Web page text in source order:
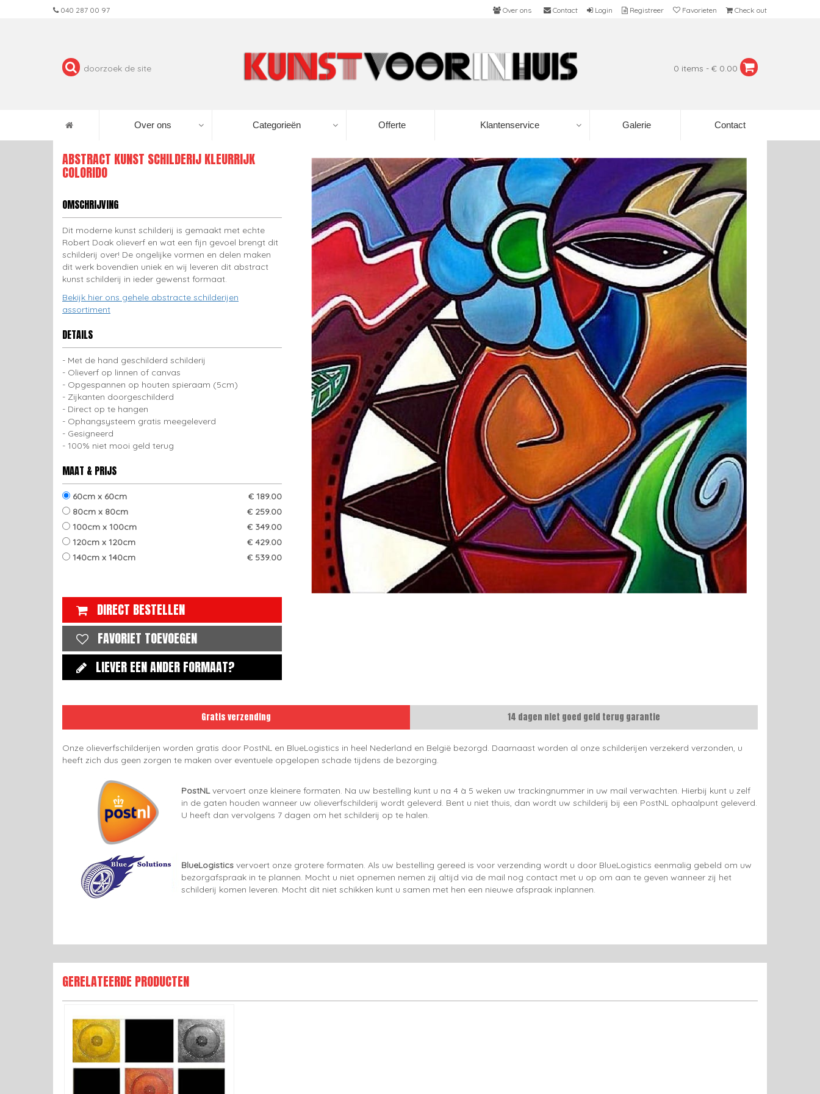
040 287 00 97 Over ons Contact Login Registreer Favorieten Check out
0 items - € 0.00
Over ons Categorieën Offerte Klantenservice Galerie Contact
ABSTRACT KUNST SCHILDERIJ KLEURRIJK
COLORIDO
OMSCHRIJVING
Dit moderne kunst schilderij is gemaakt met echte
Robert Doak olieverf en wat een fijn gevoel brengt dit
schilderij over! De ongelijke vormen en delen maken
dit werk bovendien uniek en wij leveren dit abstract
kunst schilderij in ieder gewenst formaat.
Bekijk hier ons gehele abstracte schilderijen
assortiment
DETAILS
Met de hand geschilderd schilderij
Olieverf op linnen of canvas
Opgespannen op houten spieraam (5cm)
Zijkanten doorgeschilderd
Direct op te hangen
Ophangsysteem gratis meegeleverd
Gesigneerd
100% niet mooi geld terug
MAAT & PRIJS
60cm x 60cm
€ 189.00
80cm x 80cm
€ 259.00
100cm x 100cm
€ 349.00
120cm x 120cm
€ 429.00
140cm x 140cm
€ 539.00
DIRECT BESTELLEN
FAVORIET TOEVOEGEN
LIEVER EEN ANDER FORMAAT?
Gratis verzending 14 dagen niet goed geld terug garantie
Onze olieverfschilderijen worden gratis door PostNL en BlueLogistics in heel Nederland en België bezorgd. Daarnaast worden al onze schilderijen verzekerd verzonden, u
heeft zich dus geen zorgen te maken over eventuele opgelopen schade tijdens de bezorging.
PostNLvervoert onze kleinere formaten. Na uw bestelling kunt u na 4 à 5 weken uw trackingnummer in uw mail verwachten. Hierbij kunt u zelf
in de gaten houden wanneer uw olieverfschilderij wordt geleverd. Bent u niet thuis, dan wordt uw schilderij bij een PostNL ophaalpunt geleverd.
U heeft dan vervolgens 7 dagen om het schilderij op te halen.
BlueLogistics vervoert onze grotere formaten. Als uw bestelling gereed is voor verzending wordt u door BlueLogistics eenmalig gebeld om uw
bezorgafspraak in te plannen. Mocht u niet opnemen nemen zij altijd via de mail nog contact met u op om aan te geven wanneer zij het
schilderij komen leveren. Mocht dit niet schikken kunt u samen met hen een nieuwe afspraak inplannen.
GERELATEERDE PRODUCTEN